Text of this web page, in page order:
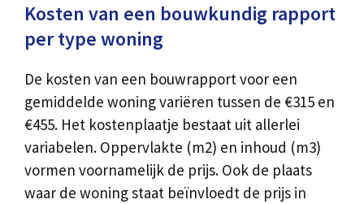
Kosten van een bouwkundig rapport
per type woning
De kosten van een bouwrapport voor een
gemiddelde woning variëren tussen de €315 en
€455. Het kostenplaatje bestaat uit allerlei
variabelen. Oppervlakte (m2) en inhoud (m3)
vormen voornamelijk de prijs. Ook de plaats
waar de woning staat beïnvloedt de prijs in